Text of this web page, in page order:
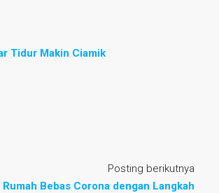
Tidur Makin Ciamik
Posting berikutnya
Rumah Bebas Corona dengan Langkah